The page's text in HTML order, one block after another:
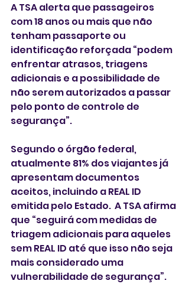
A TSA alerta que passageiros
com 18 anos ou mais que não
tenham passaporte ou
identificação reforçada “podem
enfrentar atrasos, triagens
adicionais e a possibilidade de
não serem autorizados a passar
pelo ponto de controle de
segurança”.
Segundo o órgão federal,
atualmente 81% dos viajantes já
apresentam documentos
aceitos, incluindo a REAL ID
emitida pelo Estado.  A TSA afirma
que “seguirá com medidas de
triagem adicionais para aqueles
sem REAL ID até que isso não seja
mais considerado uma
vulnerabilidade de segurança”.